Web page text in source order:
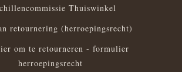
Thuiswinkel
retournering (herroepingsrecht)
om te retourneren - formulier
herroepingsrecht